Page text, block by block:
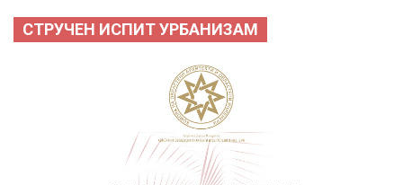
СТРУЧЕН ИСПИТ УРБАНИЗАМ